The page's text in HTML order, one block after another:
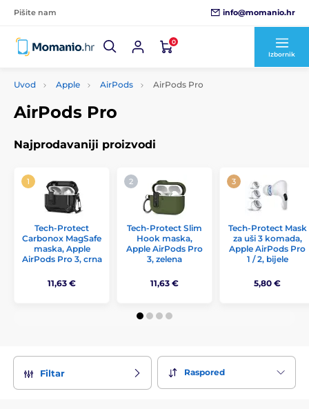
Pišite nam info@momanio.hr
0
Izbornik
Uvod Apple AirPods AirPods Pro
AirPods Pro
Najprodavaniji proizvodi
Tech-Protect
Carbonox MagSafe
maska, Apple
AirPods Pro 3, crna
11,63 €
Tech-Protect Slim
Hook maska,
Apple AirPods Pro
3, zelena
11,63 €
Tech-Protect Mask
za uši 3 komada,
Apple AirPods Pro
1 / 2, bijele
5,80 €
Filtar Raspored